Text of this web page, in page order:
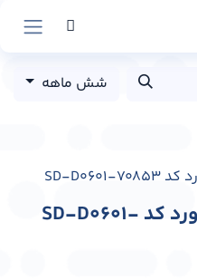
شش ماهه
استند بابا امان شهر بجنورد کد SD-D0601-